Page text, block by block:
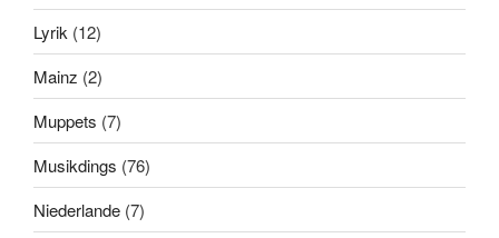
Lyrik (12)
Mainz (2)
Muppets (7)
Musikdings (76)
Niederlande (7)